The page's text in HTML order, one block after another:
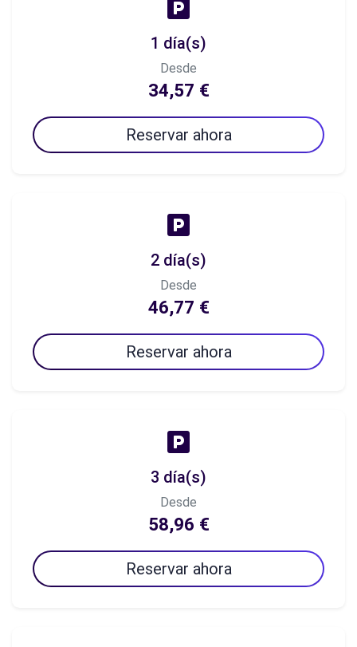
1 día(s)
Desde
34,57 €
Reservar ahora
2 día(s)
Desde
46,77 €
Reservar ahora
3 día(s)
Desde
58,96 €
Reservar ahora